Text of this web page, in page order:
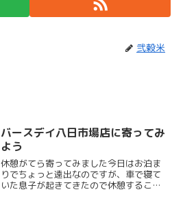
弐穀米
バースデイ八日市場店に寄ってみ
よう
休憩がてら寄ってみました今日はお泊ま
りでちょっと遠出なのですが、車で寝て
いた息子が起きてきたので休憩すること